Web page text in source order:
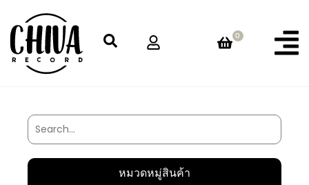
0
หมวดหมู่สินค้า